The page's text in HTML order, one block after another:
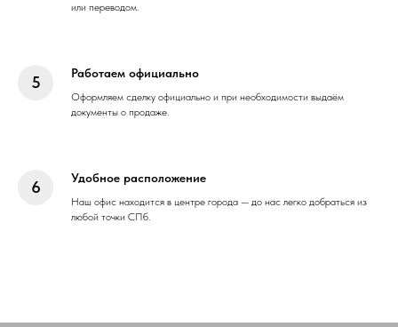
или переводом.
Работаем официально
Оформляем сделку официально и при необходимости выдаём
документы о продаже.
Удобное расположение
Наш офис находится в центре города — до нас легко добраться из
любой точки СПб.